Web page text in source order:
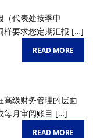
（代表处按季申
样要求您定期汇报 […]
READ MORE
高级财务管理的层面
每月审阅账目 […]
READ MORE